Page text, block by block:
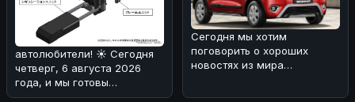
автолюбители! ☀️ Сегодня
четверг, 6 августа 2026
года, и мы готовы
поделиться с вами
Сегодня мы хотим
поговорить о хороших
новостях из мира